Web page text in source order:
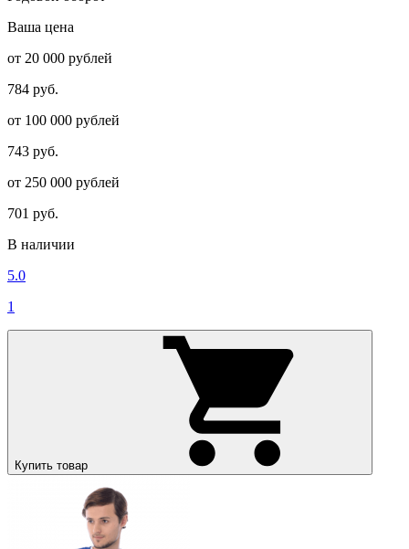
Ваша цена
от 20 000 рублей
784 руб.
от 100 000 рублей
743 руб.
от 250 000 рублей
701 руб.
В наличии
5.0
1
Купить товар